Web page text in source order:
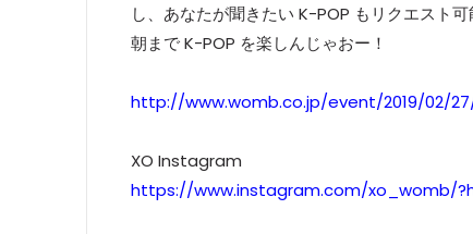
し、あなたが聞きたい K-POP もリクエスト
朝まで K-POP を楽しんじゃおー！
http://www.womb.co.jp/event/2019/02/
XO Instagram
https://www.instagram.com/xo_womb/